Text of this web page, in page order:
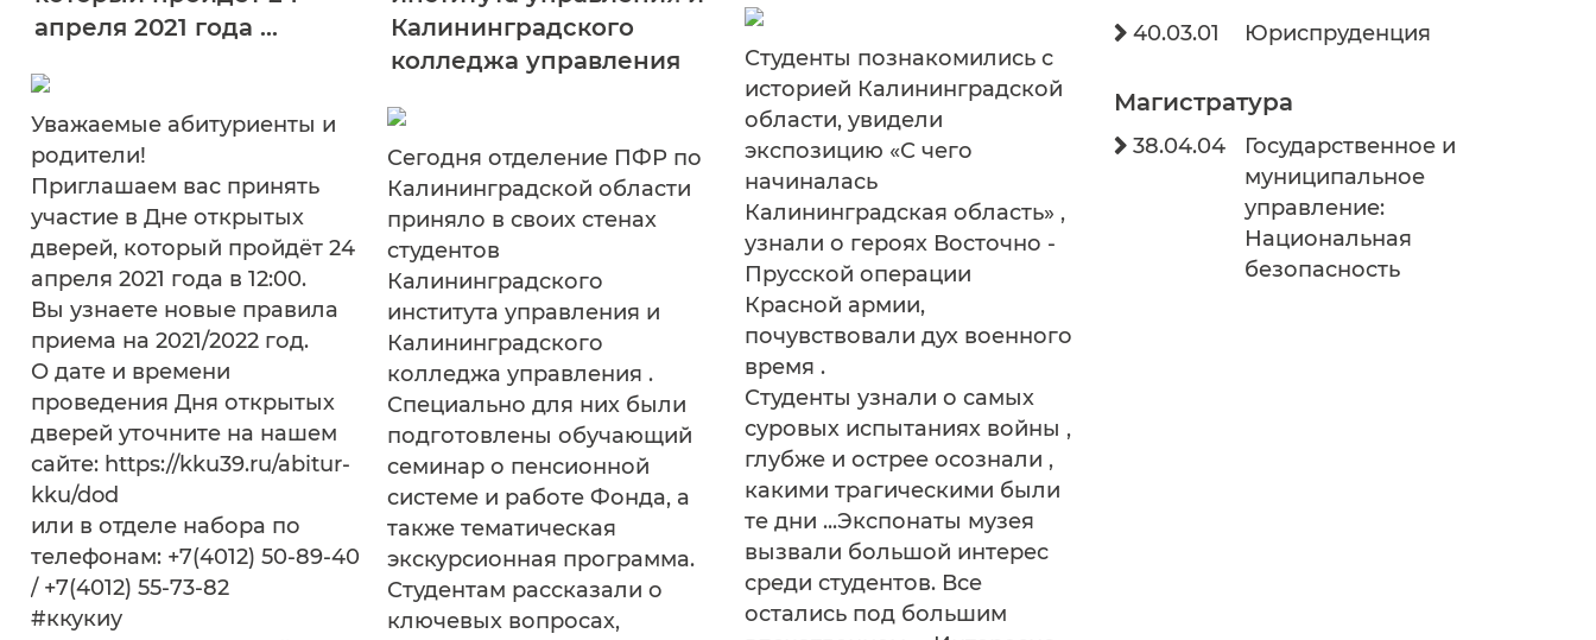
апреля 2021 года ...
Уважаемые абитуриенты и
родители!
Приглашаем вас принять
участие в Дне открытых
дверей, который пройдёт 24
апреля 2021 года в 12:00.
Вы узнаете новые правила
приема на 2021/2022 год.
О дате и времени
проведения Дня открытых
дверей уточните на нашем
сайте: https://kku39.ru/abitur-
kku/dod
или в отделе набора по
телефонам: +7(4012) 50-89-40
/ +7(4012) 55-73-82
#ккукиу
Калининградского
колледжа управления
Сегодня отделение ПФР по
Калининградской области
приняло в своих стенах
студентов
Калининградского
института управления и
Калининградского
колледжа управления .
Специально для них были
подготовлены обучающий
семинар о пенсионной
системе и работе Фонда, а
также тематическая
экскурсионная программа.
Студентам рассказали о
ключевых вопросах,
Студенты познакомились с
историей Калининградской
области, увидели
экспозицию «С чего
начиналась
Калининградская область» ,
узнали о героях Восточно -
Прусской операции
Красной армии,
почувствовали дух военного
время .
Студенты узнали о самых
суровых испытаниях войны ,
глубже и острее осознали ,
какими трагическими были
те дни ...Экспонаты музея
вызвали большой интерес
среди студентов. Все
остались под большим
40.03.01 Юриспруденция
Магистратура
38.04.04
Государственное и
муниципальное
управление:
Национальная
безопасность